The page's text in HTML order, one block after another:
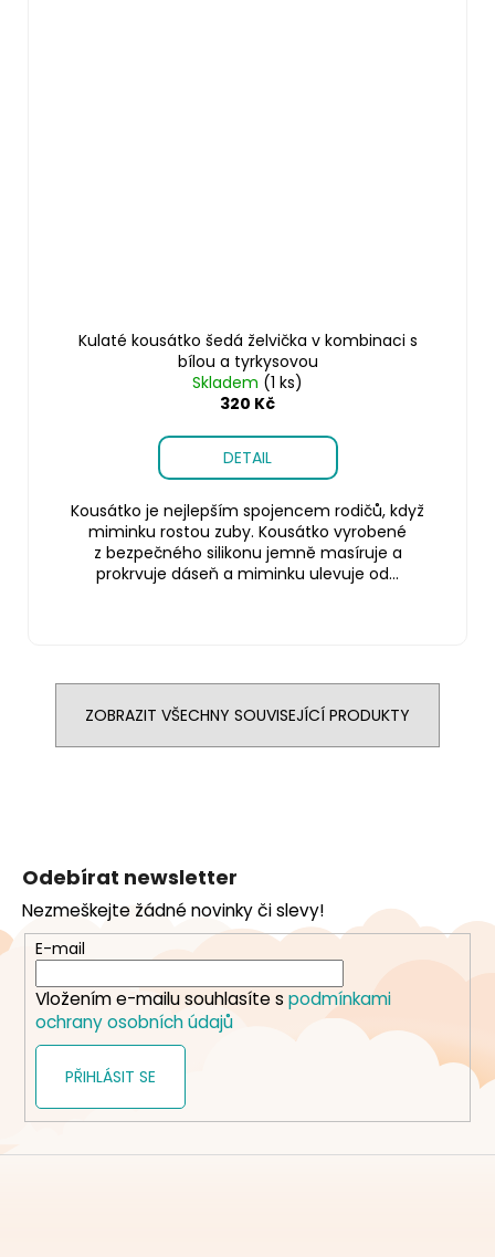
Kulaté kousátko šedá želvička v kombinaci s
bílou a tyrkysovou
Skladem (1 ks)
320 Kč
DETAIL
Kousátko je nejlepším spojencem rodičů, když
miminku rostou zuby. Kousátko vyrobené
z bezpečného silikonu jemně masíruje a
prokrvuje dáseň a miminku ulevuje od...
ZOBRAZIT VŠECHNY SOUVISEJÍCÍ PRODUKTY
a
t
Odebírat newsletter
Nezmeškejte žádné novinky či slevy!
E-mail
Vložením e-mailu souhlasíte s podmínkami
ochrany osobních údajů
PŘIHLÁSIT SE